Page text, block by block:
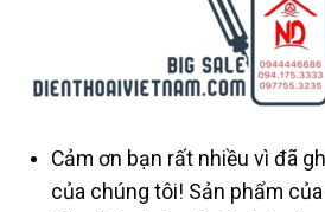
Cảm ơn bạn rất nhiều vì đã
của chúng tôi! Sản phẩm